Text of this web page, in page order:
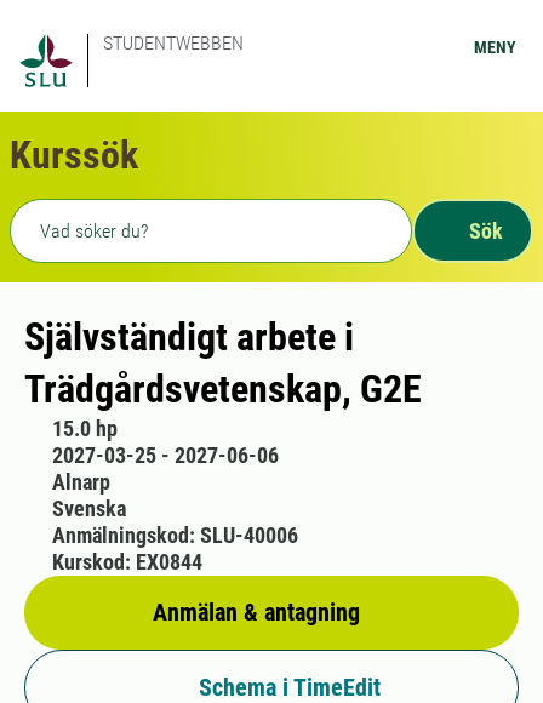
STUDENTWEBBEN MENY
Kurssök
Fritext sökning
Sök
Självständigt arbete i
Trädgårdsvetenskap, G2E
15.0 hp
2027-03-25 - 2027-06-06
Alnarp
Svenska
Anmälan & antagning
Anmälningskod: SLU-40006
Kurskod: EX0844
Schema i TimeEdit